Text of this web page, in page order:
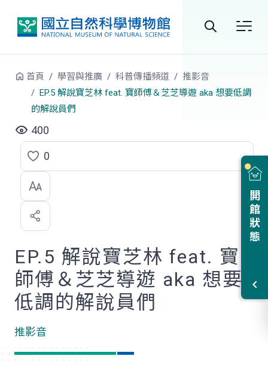
站
搜
開館狀態
首頁 學習與推廣 科普傳播頻道
推影音
EP.5 解說寶芝林 feat. 寶師傅＆芝芝導遊 aka 想要低調
的解說員們
400
點
選
喜
歡
0
EP.5 解說寶芝林 feat. 寶
師傅＆芝芝導遊 aka 想要
低調的解說員們
推影音